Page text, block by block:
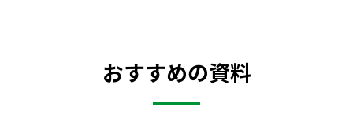
おすすめの資料